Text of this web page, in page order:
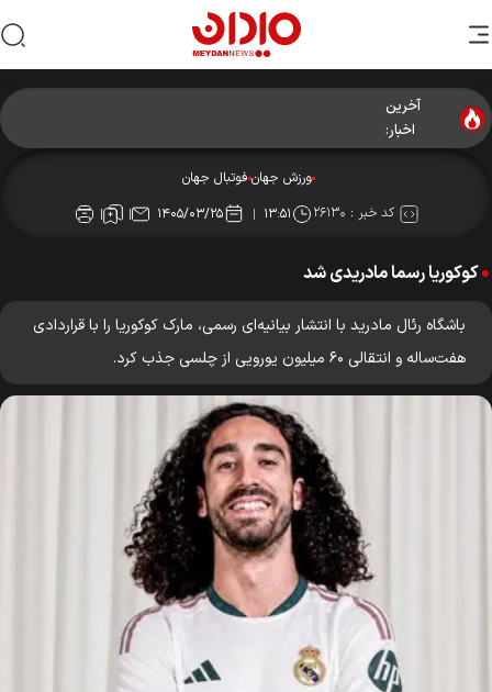
آخرین
اخبار:
ورزش جهان فوتبال جهان
کد خبر : ۲۶۱۳۰ ۱۳:۵۱ ۱۴۰۵/۰۳/۲۵
کوکوریا رسما مادریدی شد
باشگاه رئال مادرید با انتشار بیانیه‌ای رسمی، مارک کوکوریا را با قراردادی
هفت‌ساله و انتقالی ۶۰ میلیون یورویی از چلسی جذب کرد.